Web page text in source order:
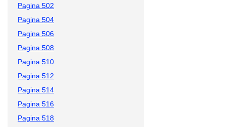
Pagina 502
Pagina 504
Pagina 506
Pagina 508
Pagina 510
Pagina 512
Pagina 514
Pagina 516
Pagina 518